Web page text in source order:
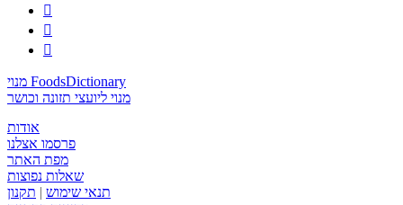



מנוי FoodsDictionary
מנוי ליועצי תזונה וכושר
אודות
פרסמו אצלנו
מפת האתר
שאלות נפוצות
תנאי שימוש | תקנון